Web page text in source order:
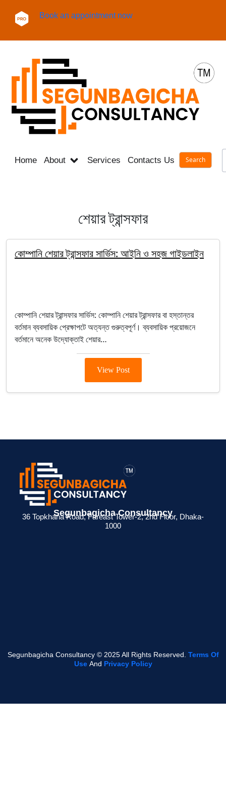
Book an appointment now
Home About Services Contacts Us Career
শেয়ার ট্রান্সফার
কোম্পানি শেয়ার ট্রান্সফার সার্ভিস: আইনি ও সহজ গাইডলাইন
কোম্পানি শেয়ার ট্রান্সফার সার্ভিস: কোম্পানি শেয়ার ট্রান্সফার বা হস্তান্তর
বর্তমান ব্যবসায়িক প্রেক্ষাপটে অত্যন্ত গুরুত্বপূর্ণ। ব্যবসায়িক প্রয়োজনে
বর্তমানে অনেক উদ্যোক্তাই শেয়ার…
View Post
Segunbagicha Consultancy
36 Topkhana Road, Fareast Tower-2, 2nd Floor, Dhaka-
1000
> ব্যক্তিগত আয়কর
রিটার্ন না দিলে কী
সমস্যা হয়?
> BIN সার্টিফিকেট
কী? ব্যবসায়ীদের জন্য
সম্পূর্ণ গাইড
সার্টিফিকেট থাকলে
সুবিধা কী ?
Segunbagicha Consultancy © 2025 All Rights Reserved. Terms Of
Use And Privacy Policy